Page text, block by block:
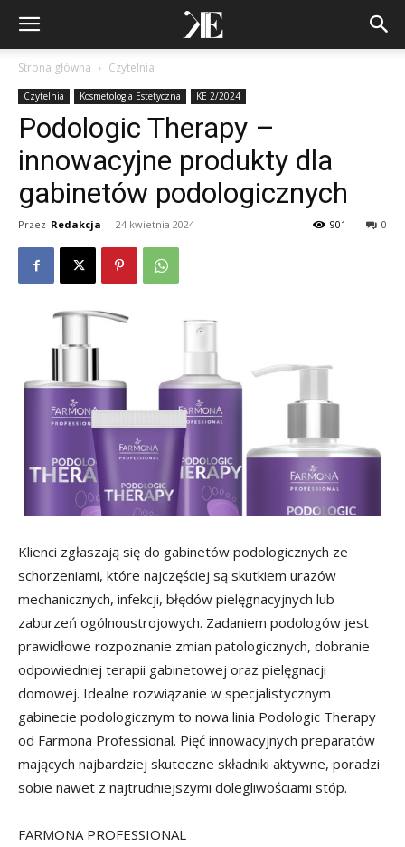
Strona główna Czytelnia
Czytelnia Kosmetologia Estetyczna KE 2/2024
Podologic Therapy –
innowacyjne produkty dla
gabinetów podologicznych
Przez Redakcja - 24 kwietnia 2024 0
901
Klienci zgłaszają się do gabinetów podologicznych ze
schorzeniami, które najczęściej są skutkiem urazów
mechanicznych, infekcji, błędów pielęgnacyjnych lub
zaburzeń ogólnoustrojowych. Zadaniem podologów jest
prawidłowe rozpoznanie zmian patologicznych, dobranie
odpowiedniej terapii gabinetowej oraz pielęgnacji
domowej. Idealne rozwiązanie w specjalistycznym
gabinecie podologicznym to nowa linia Podologic Therapy
od Farmona Professional. Pięć innowacyjnych preparatów
mających najbardziej skuteczne składniki aktywne, poradzi
sobie nawet z najtrudniejszymi dolegliwościami stóp.
FARMONA PROFESSIONAL